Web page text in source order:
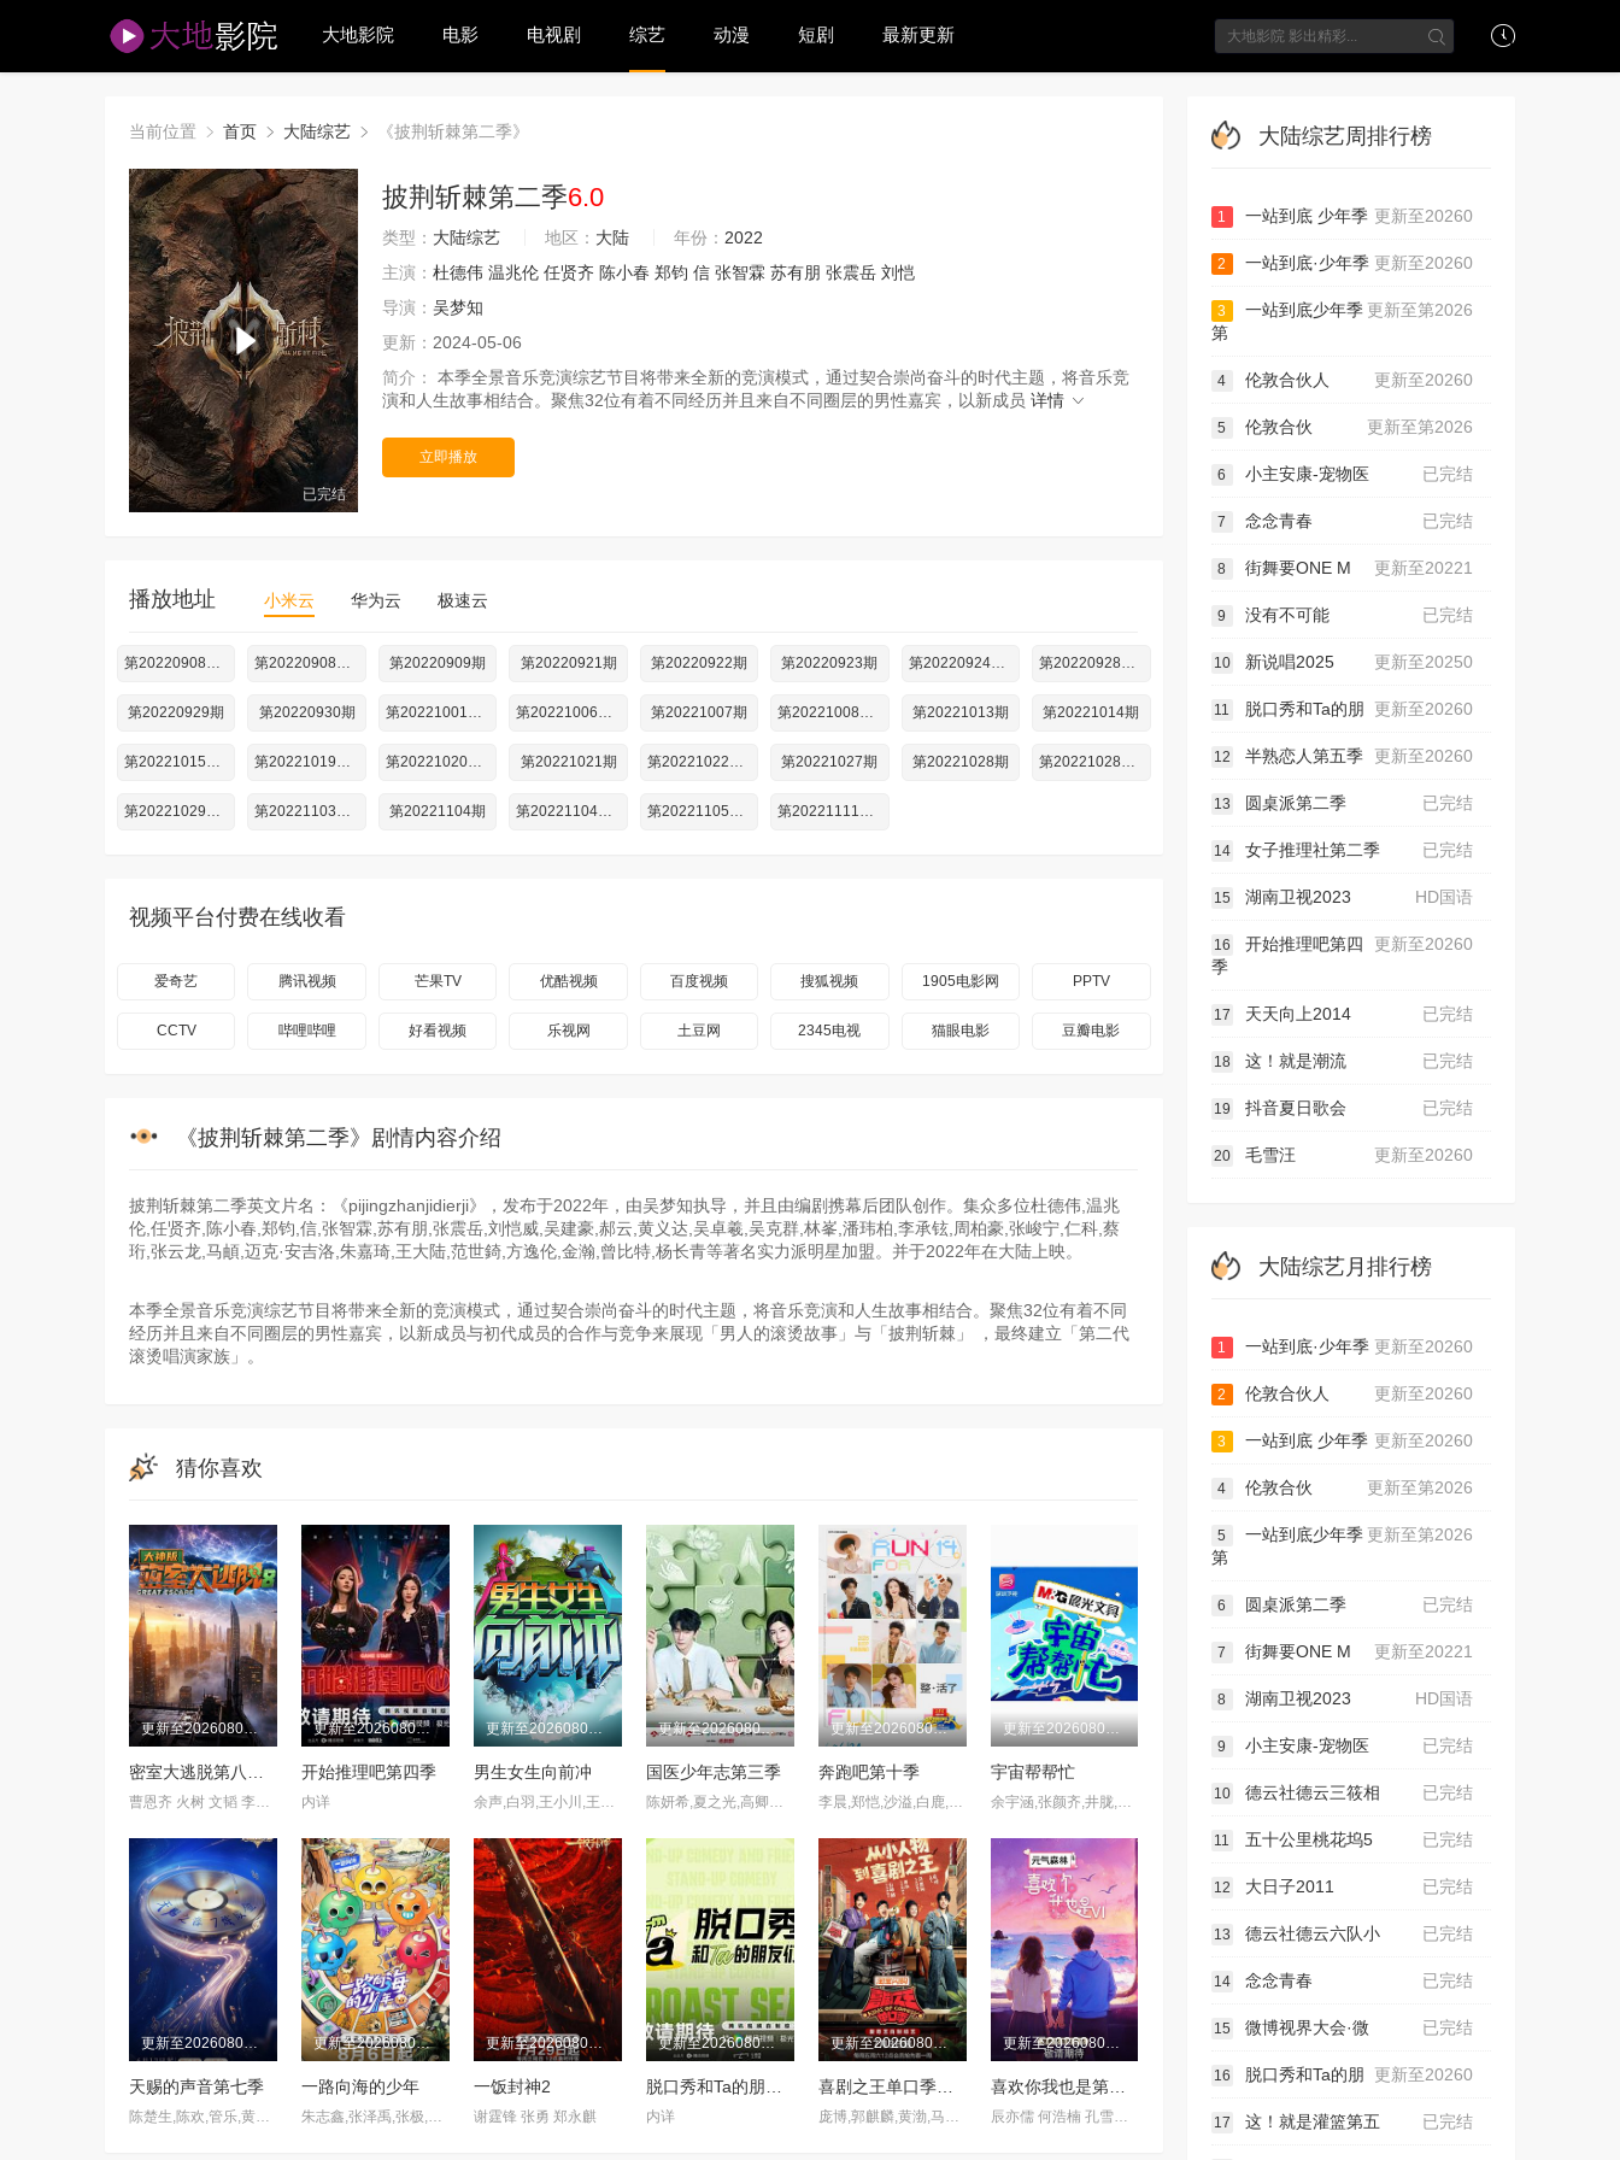
大地影院 电影 电视剧 综艺 动漫 短剧 最新更新
当前位置 首页 大陆综艺 《披荆斩棘第二季》
已完结
披荆斩棘第二季6.0
类型： 大陆综艺 地区： 大陆 年份： 2022
主演： 杜德伟 温兆伦 任贤齐 陈小春 郑钧 信 张智霖 苏有朋 张震岳 刘恺
导演： 吴梦知
更新： 2024-05-06
简介：
本季全景音乐竞演综艺节目将带来全新的竞演模式，通过契合崇尚奋斗的时代主题，将音乐竞
演和人生故事相结合。聚焦32位有着不同经历并且来自不同圈层的男性嘉宾，以新成员 详情
立即播放
播放地址 小米云 华为云 极速云
第20220908期滚烫 第20220908期约歌 第20220909期 第20220921期 第20220922期 第20220923期 第20220924期加更 第20220928期练歌
第20220929期 第20220930期 第20221001期加更 第20221006期滚烫 第20221007期 第20221008期加更 第20221013期 第20221014期
第20221015期加更 第20221019期练歌 第20221020期滚烫 第20221021期 第20221022期加更 第20221027期 第20221028期 第20221028期纯享
第20221029期加更 第20221103期滚烫 第20221104期 第20221104期纯享 第20221105期加更 第20221111期彩蛋
视频平台付费在线收看
爱奇艺 腾讯视频 芒果TV 优酷视频 百度视频 搜狐视频 1905电影网 PPTV
CCTV 哔哩哔哩 好看视频 乐视网 土豆网 2345电视 猫眼电影 豆瓣电影
《披荆斩棘第二季》剧情内容介绍
披荆斩棘第二季英文片名：《pijingzhanjidierji》，发布于2022年，由吴梦知执导，并且由编剧携幕后团队创作。集众多位杜德伟,温兆
伦,任贤齐,陈小春,郑钧,信,张智霖,苏有朋,张震岳,刘恺威,吴建豪,郝云,黄义达,吴卓羲,吴克群,林峯,潘玮柏,李承铉,周柏豪,张峻宁,仁科,蔡
珩,张云龙,马頔,迈克·安吉洛,朱嘉琦,王大陆,范世錡,方逸伦,金瀚,曾比特,杨长青等著名实力派明星加盟。并于2022年在大陆上映。
本季全景音乐竞演综艺节目将带来全新的竞演模式，通过契合崇尚奋斗的时代主题，将音乐竞演和人生故事相结合。聚焦32位有着不同
经历并且来自不同圈层的男性嘉宾，以新成员与初代成员的合作与竞争来展现「男人的滚烫故事」与「披荆斩棘」 ，最终建立「第二代
滚烫唱演家族」。
猜你喜欢
更新至20260805期
密室大逃脱第八季大神版
曹恩齐 火树 文韬 李晋晔 何运晨 刘小怂
更新至20260807期
开始推理吧第四季
内详
更新至20260807期
男生女生向前冲
余声,白羽,王小川,王乐乐,宋秋熠,张亚群
更新至20260807期
国医少年志第三季
陈妍希,夏之光,高卿尘,李雅娟
更新至20260807期
奔跑吧第十季
李晨,郑恺,沙溢,白鹿,范丞丞,张真源,孟子义,李昀锐
更新至20260807期
宇宙帮帮忙
余宇涵,张颜齐,井胧,丁真珍珠
天赐的声音第七季
更新至20260808期
一路向海的少年
更新至20260808期
一饭封神2
谢霆锋 张勇 郑永麒
更新至20260808期
内详
更新至20260808期
喜剧之王单口季第三季
更新至20260808期
喜欢你我也是第六季
辰亦儒 何浩楠 孔雪儿 美娜 王一珩
大陆综艺周排行榜
更新至20260
1 一站到底 少年季
更新至20260
2 一站到底·少年季
更新至第2026
3
一站到底少年季
第
更新至20260
4 伦敦合伙人
更新至第2026
5 伦敦合伙
已完结
6 小主安康-宠物医
已完结
7 念念青春
更新至20221
8 街舞要ONE M
已完结
9 没有不可能
更新至20250
10 新说唱2025
更新至20260
11 脱口秀和Ta的朋
更新至20260
12 半熟恋人第五季
已完结
13 圆桌派第二季
已完结
14 女子推理社第二季
HD国语
15 湖南卫视2023
更新至20260
16
开始推理吧第四
季
已完结
17 天天向上2014
已完结
18 这！就是潮流
已完结
19 抖音夏日歌会
更新至20260
20 毛雪汪
大陆综艺月排行榜
更新至20260
1 一站到底·少年季
更新至20260
2 伦敦合伙人
更新至20260
3 一站到底 少年季
更新至第2026
4 伦敦合伙
更新至第2026
5
一站到底少年季
第
已完结
6 圆桌派第二季
更新至20221
7 街舞要ONE M
HD国语
8 湖南卫视2023
已完结
9 小主安康-宠物医
已完结
10 德云社德云三筱相
已完结
11 五十公里桃花坞5
已完结
12 大日子2011
已完结
13 德云社德云六队小
已完结
14 念念青春
已完结
15 微博视界大会·微
更新至20260
16 脱口秀和Ta的朋
已完结
17 这！就是灌篮第五